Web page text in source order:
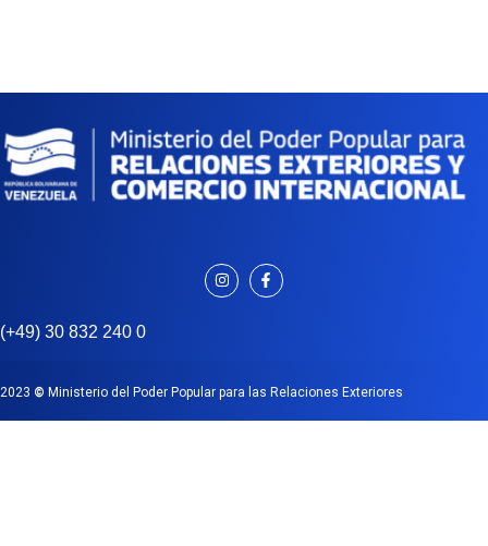
(+49) 30 832 240 0
2023 © Ministerio del Poder Popular para las Relaciones Exteriores